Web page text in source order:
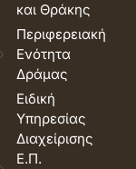
και Θράκης
Περιφερειακή
Ενότητα
Δράμας
Ειδική
Υπηρεσίας
Διαχείρισης
Ε.Π.